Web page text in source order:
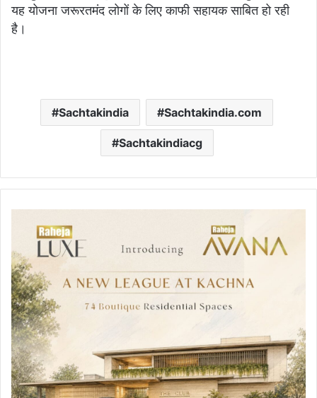
यह योजना जरूरतमंद लोगों के लिए काफी सहायक साबित हो रही
है।
Sachtakindia Sachtakindia.com
Sachtakindiacg